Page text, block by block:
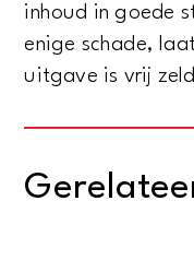
inhoud in goede
enige schade,
uitgave is vrij